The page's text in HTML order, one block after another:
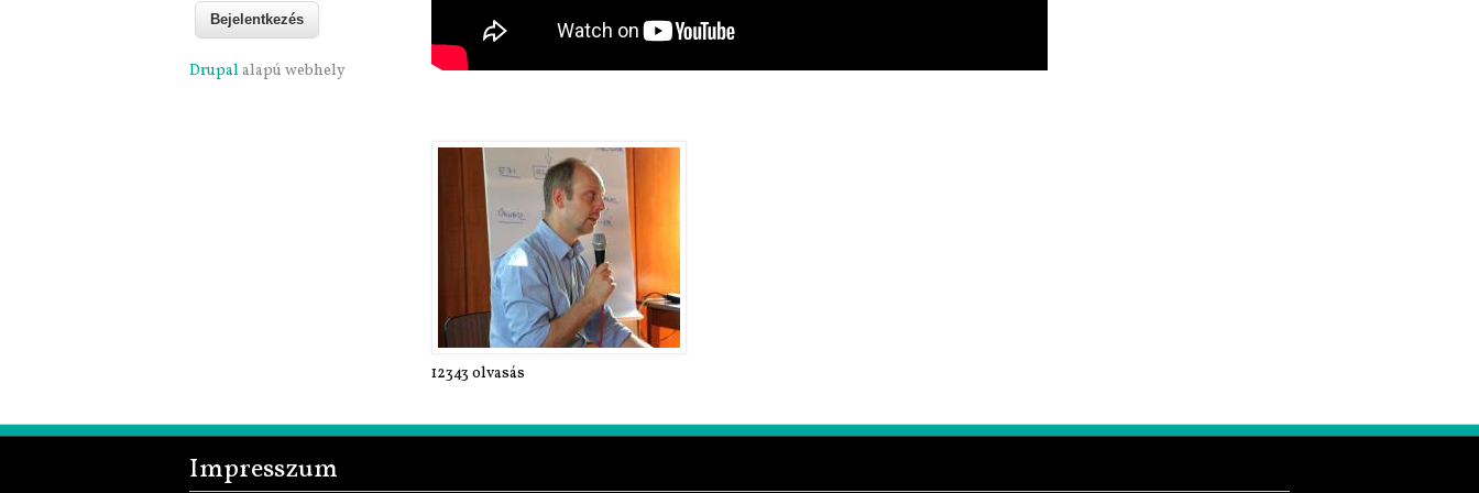
12343 olvasás
Drupal alapú webhely
Impresszum